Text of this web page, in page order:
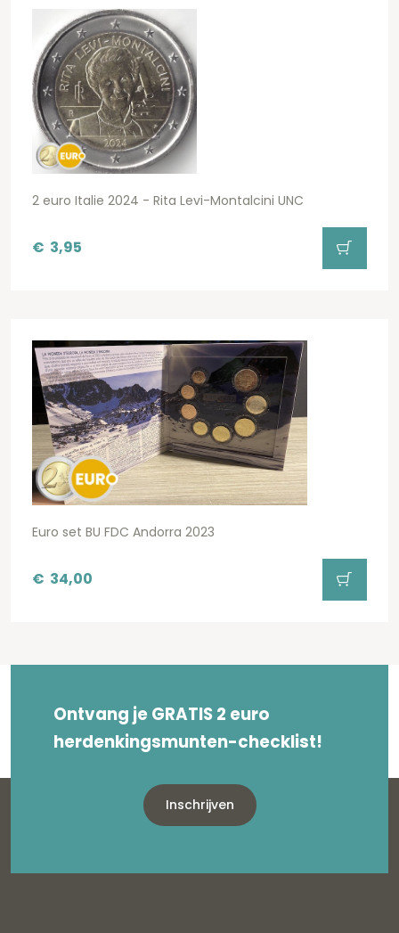
2 euro Italie 2024 - Rita Levi-Montalcini UNC
€ 3,95
Euro set BU FDC Andorra 2023
€ 34,00
Ontvang je GRATIS 2 euro
herdenkingsmunten-checklist!
Inschrijven